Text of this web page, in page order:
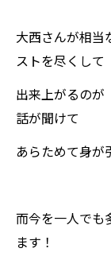
大西さんが相当
ストを尽くして
出来上がるのが
話が聞けて
あらためて身が
而今を一人でも
ます！